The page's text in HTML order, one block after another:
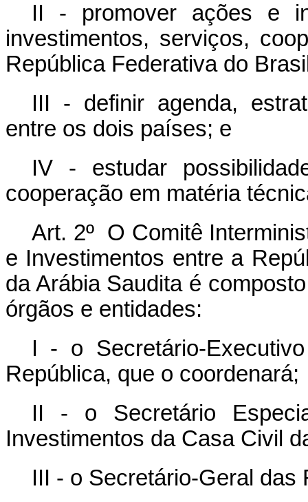
II - promover ações e
investimentos, serviços,
República Federativa do
III - definir agenda,
entre os dois países; e
IV - estudar
cooperação em matéria
Art. 2º O Comitê
e Investimentos entre a
da Arábia Saudita é
órgãos e entidades:
I - o Secretário-
República, que o coordenará;
II - o Secretário
Investimentos da Casa Civil
III - o Secretário-Geral das